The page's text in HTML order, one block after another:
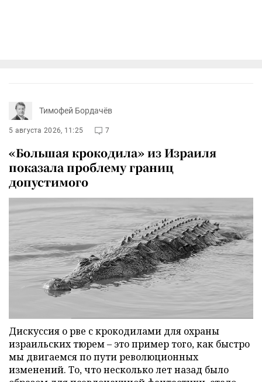
Тимофей Бордачёв
5 августа 2026, 11:25 7
«Большая крокодила» из Израиля
показала проблему границ
допустимого
Дискуссия о рве с крокодилами для охраны
израильских тюрем – это пример того, как быстро
мы двигаемся по пути революционных
изменений. То, что несколько лет назад было